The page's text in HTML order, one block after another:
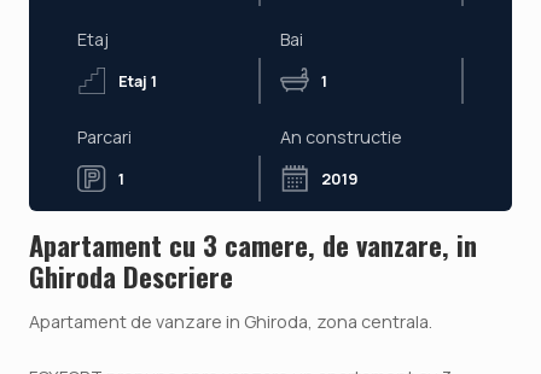
Etaj
Etaj 1
Bai
1
Parcari
1
An constructie
2019
Apartament cu 3 camere, de vanzare, in
Ghiroda Descriere
Apartament de vanzare in Ghiroda, zona centrala.